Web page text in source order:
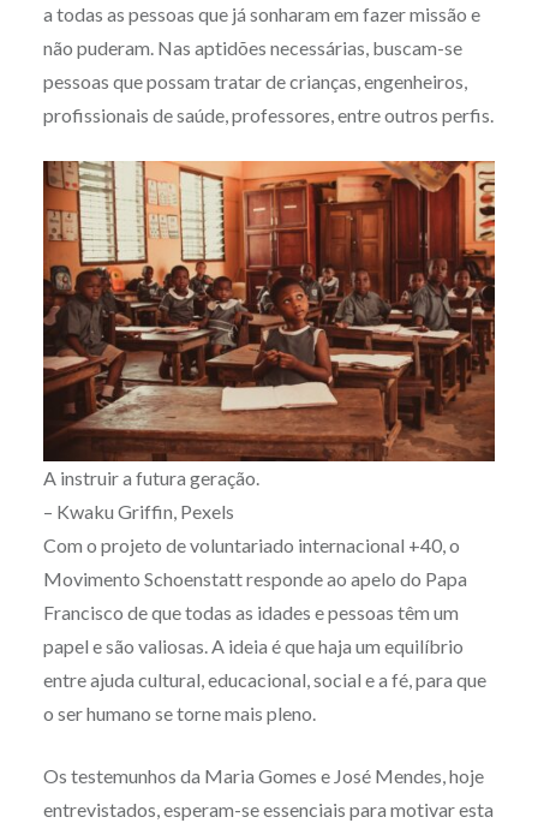
a todas as pessoas que já sonharam em fazer missão e
não puderam. Nas aptidões necessárias, buscam-se
pessoas que possam tratar de crianças, engenheiros,
profissionais de saúde, professores, entre outros perfis.
A instruir a futura geração.
– Kwaku Griffin, Pexels
Com o projeto de voluntariado internacional +40, o
Movimento Schoenstatt responde ao apelo do Papa
Francisco de que todas as idades e pessoas têm um
papel e são valiosas. A ideia é que haja um equilíbrio
entre ajuda cultural, educacional, social e a fé, para que
o ser humano se torne mais pleno.
Os testemunhos da Maria Gomes e José Mendes, hoje
entrevistados, esperam-se essenciais para motivar esta